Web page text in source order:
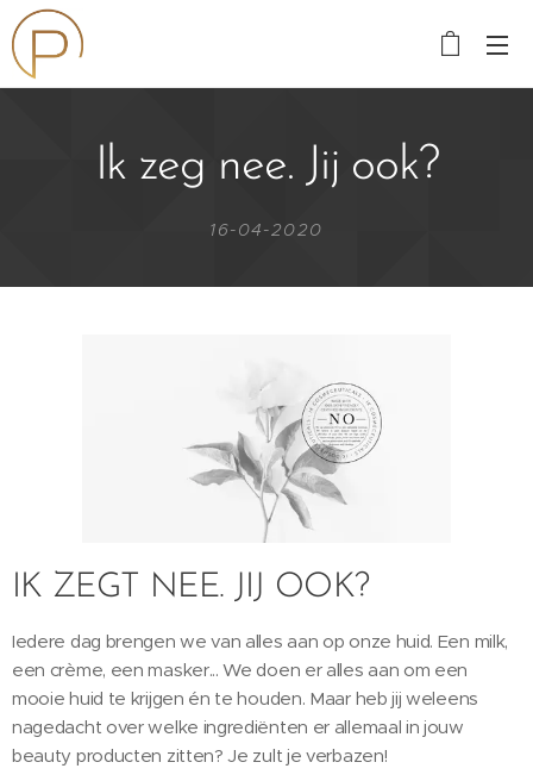
Ik zeg nee. Jij ook?
16-04-2020
IK ZEGT NEE. JIJ OOK?
Iedere dag brengen we van alles aan op onze huid. Een milk,
een crème, een masker... We doen er alles aan om een
mooie huid te krijgen én te houden. Maar heb jij weleens
nagedacht over welke ingrediënten er allemaal in jouw
beauty producten zitten? Je zult je verbazen!